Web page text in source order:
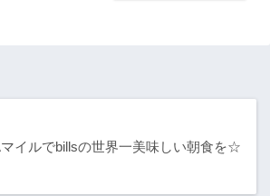
イルでbillsの世界一美味しい朝食を☆